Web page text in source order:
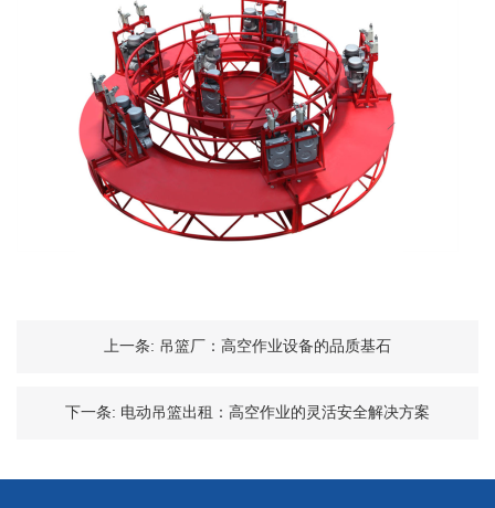
上一条: 吊篮厂：高空作业设备的品质基石
下一条: 电动吊篮出租：高空作业的灵活安全解决方案​